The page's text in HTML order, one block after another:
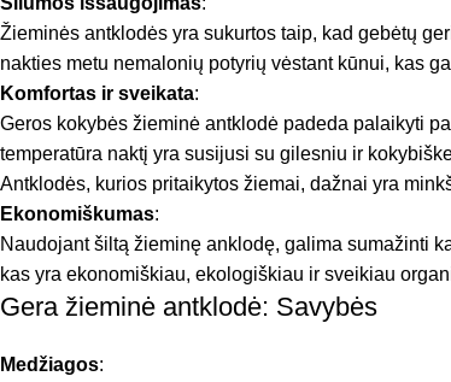
Žieminės antklodės yra sukurtos taip, kad gebėtų
nakties metu nemalonių potyrių vėstant kūnui, kas
Komfortas ir sveikata:
Geros kokybės žieminė antklodė padeda palaikyti
temperatūra naktį yra susijusi su gilesniu ir
Antklodės, kurios pritaikytos žiemai, dažnai yra
Ekonomiškumas:
Naudojant šiltą žieminę anklodę, galima sumažinti
kas yra ekonomiškiau, ekologiškiau ir sveikiau
Gera žieminė antklodė: Savybės
Medžiagos: